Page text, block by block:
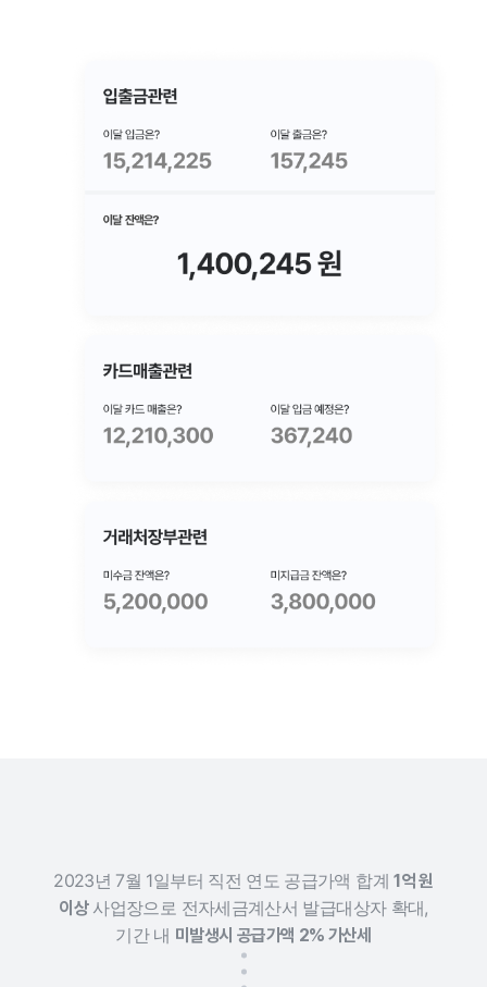
2023년 7월 1일부터 직전 연도 공급가액 합계1억 원
이상사업장으로 전자세금계산서 발급대상자 확대,
기간 내 미발생시 공급가액 2% 가산세